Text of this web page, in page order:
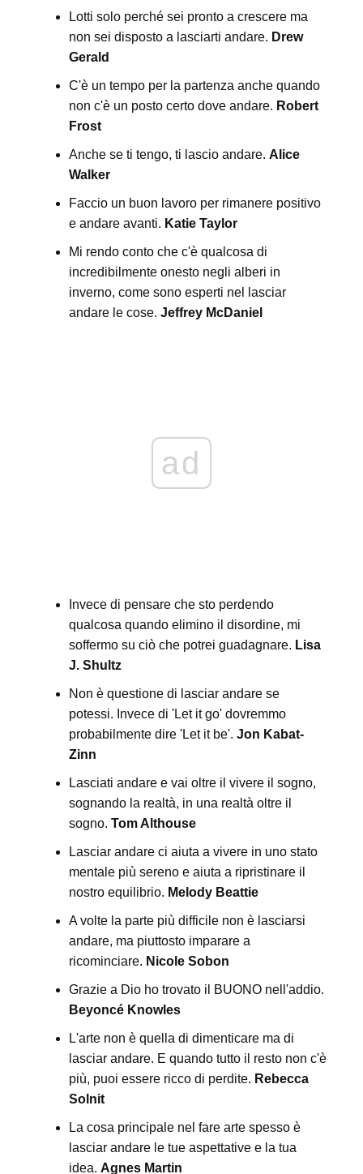
Lotti solo perché sei pronto a crescere ma
non sei disposto a lasciarti andare. Drew
Gerald
C'è un tempo per la partenza anche quando
non c'è un posto certo dove andare. Robert
Frost
Anche se ti tengo, ti lascio andare. Alice
Walker
Faccio un buon lavoro per rimanere positivo
e andare avanti. Katie Taylor
Mi rendo conto che c'è qualcosa di
incredibilmente onesto negli alberi in
inverno, come sono esperti nel lasciar
andare le cose. Jeffrey McDaniel
ad
Invece di pensare che sto perdendo
qualcosa quando elimino il disordine, mi
soffermo su ciò che potrei guadagnare. Lisa
J. Shultz
Non è questione di lasciar andare se
potessi. Invece di 'Let it go' dovremmo
probabilmente dire 'Let it be'. Jon Kabat-
Zinn
Lasciati andare e vai oltre il vivere il sogno,
sognando la realtà, in una realtà oltre il
sogno. Tom Althouse
Lasciar andare ci aiuta a vivere in uno stato
mentale più sereno e aiuta a ripristinare il
nostro equilibrio. Melody Beattie
A volte la parte più difficile non è lasciarsi
andare, ma piuttosto imparare a
ricominciare. Nicole Sobon
Grazie a Dio ho trovato il BUONO nell'addio.
Beyoncé Knowles
L'arte non è quella di dimenticare ma di
lasciar andare. E quando tutto il resto non c'è
più, puoi essere ricco di perdite. Rebecca
Solnit
La cosa principale nel fare arte spesso è
lasciar andare le tue aspettative e la tua
idea. Agnes Martin